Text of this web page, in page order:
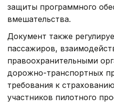
защиты программного
вмешательства.
Документ также
пассажиров,
правоохранительными
дорожно-транспортных
требования к
участников пилотного